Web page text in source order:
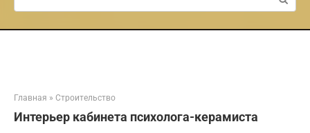
Главная » Строительство
Интерьер кабинета психолога-керамиста